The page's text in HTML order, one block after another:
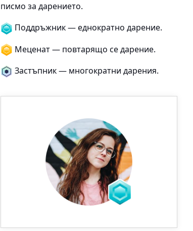
писмо за дарението.
Поддръжник — еднократно дарение.
Меценат — повтарящо се дарение.
Застъпник — многократни дарения.